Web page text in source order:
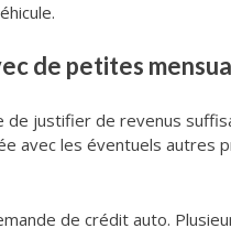
de petites
justifier de revenus
avec les éventuels autres
de crédit auto.